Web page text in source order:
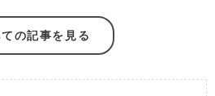
の記事を見る